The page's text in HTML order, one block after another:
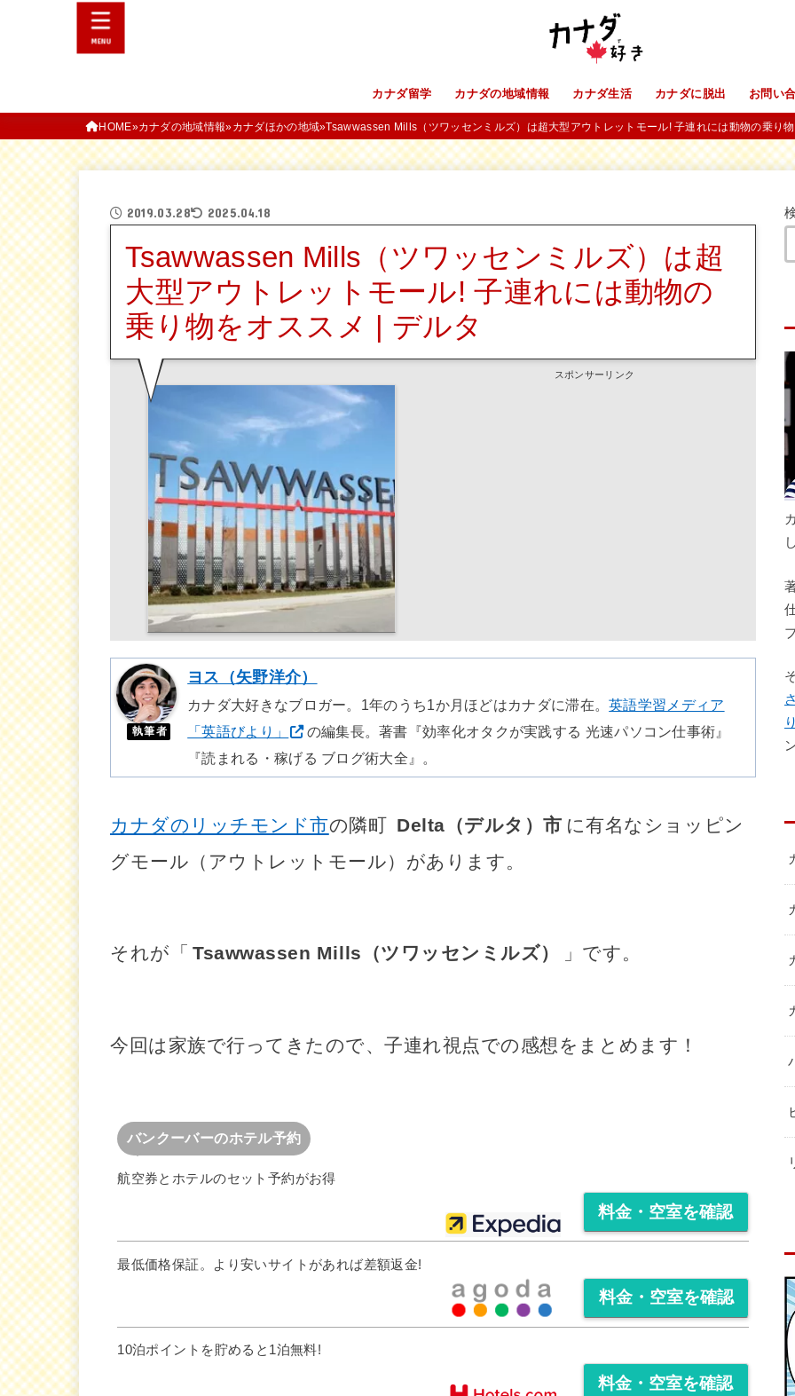
カナダ留学 カナダの地域情報 カナダ生活 カナダに脱出 お問い
MENU
HOME カナダの地域情報 カナダほかの地域 Tsawwassen Mills（ツワッセンミルズ）は超大型アウトレットモール! 子連れには動物の乗り
2019.03.28 2025.04.18
Tsawwassen Mills（ツワッセンミルズ）は超
大型アウトレットモール! 子連れには動物の
乗り物をオススメ | デルタ
スポンサーリンク
執筆者
ヨス（矢野洋介）
カナダ大好きなブロガー。1年のうち1か月ほどはカナダに滞在。英語学習メディア
「英語びより」
の編集長。著書『効率化オタクが実践する 光速パソコン仕事術』
『読まれる・稼げる ブログ術大全』。
カナダのリッチモンド市の隣町 Delta（デルタ）市 に有名なショッピン
グモール（アウトレットモール）があります。
それが「 Tsawwassen Mills（ツワッセンミルズ） 」です。
今回は家族で行ってきたので、子連れ視点での感想をまとめます！
バンクーバーのホテル予約
料金・空室を確認
料金・空室を確認
料金・空室を確認